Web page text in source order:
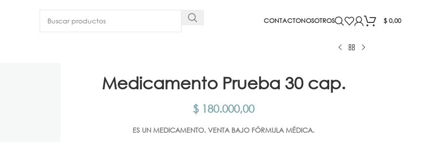
CONTACTONOSOTROS $0,00
Medicamento Prueba 30 cap.
$180.000,00
ES UN MEDICAMENTO. VENTA BAJO FÓRMULA MÉDICA.